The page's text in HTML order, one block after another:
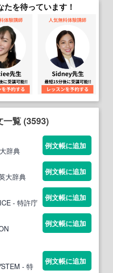
を待っています！
一覧 (3593)
辞典
例文帳に追加
大辞典
例文帳に追加
- 特許庁
例文帳に追加
例文帳に追加
- 特
例文帳に追加